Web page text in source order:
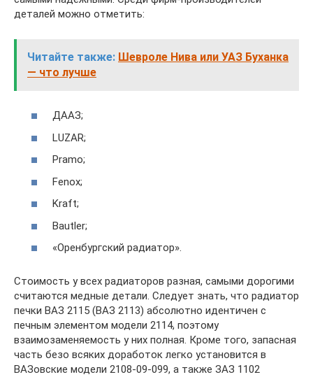
деталей можно отметить:
Читайте также: Шевроле Нива или УАЗ Буханка
— что лучше
ДААЗ;
LUZAR;
Pramo;
Fenox;
Kraft;
Bautler;
«Оренбургский радиатор».
Стоимость у всех радиаторов разная, самыми дорогими
считаются медные детали. Следует знать, что радиатор
печки ВАЗ 2115 (ВАЗ 2113) абсолютно идентичен с
печным элементом модели 2114, поэтому
взаимозаменяемость у них полная. Кроме того, запасная
часть безо всяких доработок легко установится в
ВАЗовские модели 2108-09-099, а также ЗАЗ 1102